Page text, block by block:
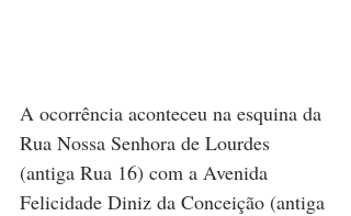
A ocorrência aconteceu na esquina da
Rua Nossa Senhora de Lourdes
(antiga Rua 16) com a Avenida
Felicidade Diniz da Conceição (antiga